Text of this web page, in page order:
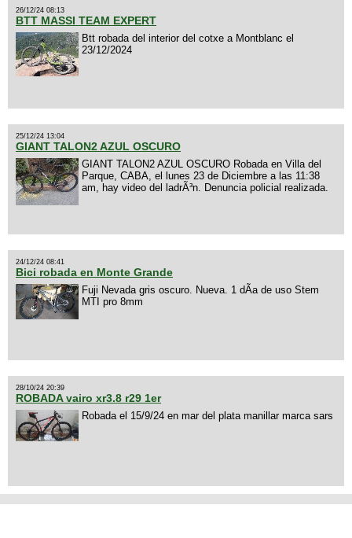
26/12/24 08:13
BTT MASSI TEAM EXPERT
Btt robada del interior del cotxe a Montblanc el
23/12/2024
25/12/24 13:04
GIANT TALON2 AZUL OSCURO
GIANT TALON2 AZUL OSCURO Robada en Villa del
Parque, CABA, el lunes 23 de Diciembre a las 11:38
am, hay video del ladrÃ³n. Denuncia policial realizada.
24/12/24 08:41
Bici robada en Monte Grande
Fuji Nevada gris oscuro. Nueva. 1 dÃ­a de uso Stem
MTI pro 8mm
28/10/24 20:39
ROBADA vairo xr3.8 r29 1er
Robada el 15/9/24 en mar del plata manillar marca sars